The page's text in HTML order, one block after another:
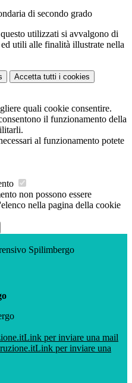
di secondo grado
utilizzati si avvalgono di
utili alle finalità illustrate nella
Accetta tutti i cookies
quali cookie consentire.
il funzionamento della
al funzionamento potete
non possono essere
nella pagina della cookie
Spilimbergo
Link per inviare una mail
Link per inviare una